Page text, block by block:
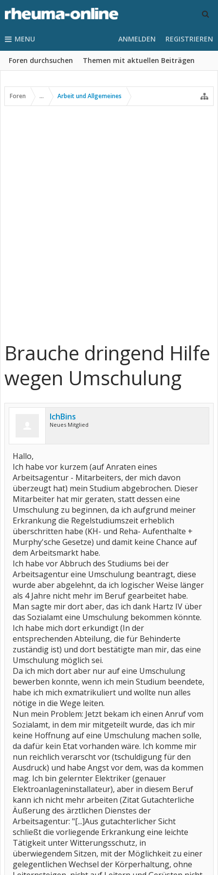
MENU
Foren durchsuchen Themen mit aktuellen Beiträgen
ANMELDEN REGISTRIEREN
Foren ... Arbeit und Allgemeines
Brauche dringend Hilfe
wegen Umschulung
IchBins
Neues Mitglied
Hallo,
Ich habe vor kurzem (auf Anraten eines
Arbeitsagentur - Mitarbeiters, der mich davon
überzeugt hat) mein Studium abgebrochen. Dieser
Mitarbeiter hat mir geraten, statt dessen eine
Umschulung zu beginnen, da ich aufgrund meiner
Erkrankung die Regelstudiumszeit erheblich
überschritten habe (KH- und Reha- Aufenthalte +
Murphy'sche Gesetze) und damit keine Chance auf
dem Arbeitsmarkt habe.
Ich habe vor Abbruch des Studiums bei der
Arbeitsagentur eine Umschulung beantragt, diese
wurde aber abgelehnt, da ich logischer Weise länger
als 4 Jahre nicht mehr im Beruf gearbeitet habe.
Man sagte mir dort aber, das ich dank Hartz IV über
das Sozialamt eine Umschulung bekommen könnte.
Ich habe mich dort erkundigt (In der
entsprechenden Abteilung, die für Behinderte
zuständig ist) und dort bestätigte man mir, das eine
Umschulung möglich sei.
Da ich mich dort aber nur auf eine Umschulung
bewerben konnte, wenn ich mein Studium beendete,
habe ich mich exmatrikuliert und wollte nun alles
nötige in die Wege leiten.
Nun mein Problem: Jetzt bekam ich einen Anruf vom
Sozialamt, in dem mir mitgeteilt wurde, das ich mir
keine Hoffnung auf eine Umschulung machen solle,
da dafür kein Etat vorhanden wäre. Ich komme mir
nun reichlich verarscht vor (tschuldigung für den
Ausdruck) und habe Angst vor dem, was da kommen
mag. Ich bin gelernter Elektriker (genauer
Elektroanlageninstallateur), aber in diesem Beruf
kann ich nicht mehr arbeiten (Zitat Gutachterliche
Äußerung des ärztlichen Dienstes der
Arbeitsagentur: "[...]Aus gutachterlicher Sicht
schließt die vorliegende Erkrankung eine leichte
Tätigkeit unter Witterungsschutz, in
überwiegendem Sitzen, mit der Möglichkeit zu einer
gelegentlichen Wechsel der Körperhaltung, ohne